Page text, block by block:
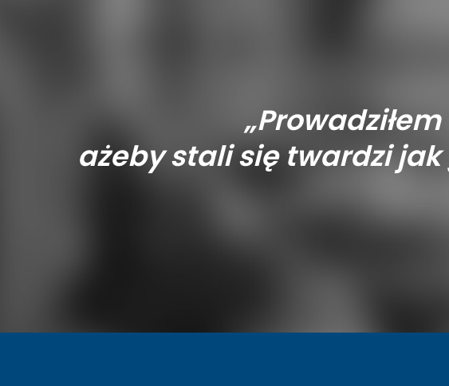
ażeby stali się twardzi jak